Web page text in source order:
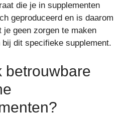
die je in supplementen
geproduceerd en is daarom
geen zorgen te maken
dit specifieke supplement.
betrouwbare